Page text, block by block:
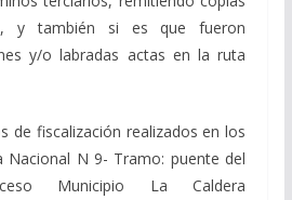
y también si es que fueron
y/o labradas actas en la ruta
de fiscalización realizados en los
Nacional N 9- Tramo: puente del
Municipio La Caldera